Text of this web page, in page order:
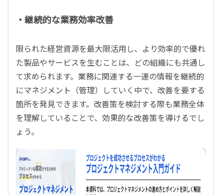
・継続的な業務効率改善
限られた経営資源を最大限活用し、より効率的で優れ
た製品やサービスを生むことは、どの組織にも共通し
て求められます。業務に関連する一連の情報を継続的
にマネジメント（管理）していく中で、改善を要する
箇所を発見できます。改善策を検討する際も業務全体
を理解していることで、効果的な改善策を導けるでし
ょう。